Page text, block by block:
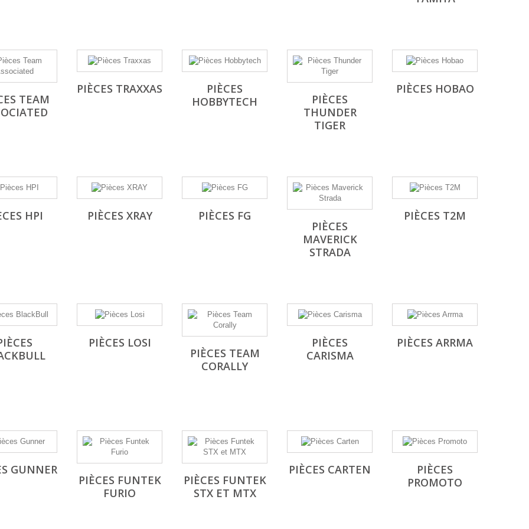
TEAM
PIÈCES TRAXXAS
PIÈCES
HOBBYTECH
PIÈCES
THUNDER
TIGER
PIÈCES HOBAO
HPI PIÈCES XRAY PIÈCES FG
PIÈCES
MAVERICK
STRADA
PIÈCES T2M
PIÈCES LOSI
PIÈCES TEAM
CORALLY
PIÈCES
CARISMA
PIÈCES ARRMA
GUNNER
PIÈCES FUNTEK
FURIO
PIÈCES FUNTEK
STX ET MTX
PIÈCES CARTEN
PIÈCES
PROMOTO